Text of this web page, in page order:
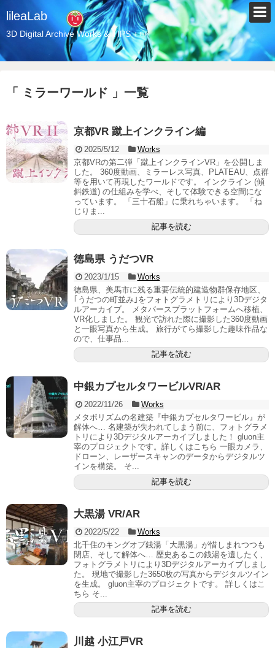
lileaLab
3D Digital Archive Works & TIPS +++
「 ミラーワールド 」一覧
京都VR 蹴上インクライン編
2025/5/12
Works
京都VRの第二弾「蹴上インクラインVR」を公開しま
した。 360度動画、ミラーレス写真、PLATEAU、点群
等を用いて再現したワールドです。 インクライン (傾
斜鉄道) の仕組みを学べ、そして体験できる空間にな
っています。 「三十石船」に乗れちゃいます。 「ね
じりま...
記事を読む
徳島県 うだつVR
2023/1/15
Works
徳島県、美馬市に残る重要伝統的建造物群保存地区、
｢うだつの町並み｣をフォトグラメトリにより3Dデジタ
ルアーカイブ。 メタバースプラットフォームへ移植、
VR化しました。 観光で訪れた際に撮影した360度動画
と一眼写真から生成。 旅行がてら撮影した趣味作品な
ので、仕事品...
記事を読む
中銀カプセルタワービルVR/AR
2022/11/26
Works
メタボリズムの名建築『中銀カプセルタワービル』が
解体へ… 名建築が失われてしまう前に、フォトグラメ
トリにより3Dデジタルアーカイブしました！ gluon主
宰のプロジェクトです。詳しくはこちら 一眼カメラ、
ドローン、レーザースキャンのデータからデジタルツ
インを構築。 そ...
記事を読む
大黒湯 VR/AR
2022/5/22
Works
北千住のキングオブ銭湯「大黒湯」が惜しまれつつも
閉店、そして解体へ… 歴史あるこの銭湯を遺したく、
フォトグラメトリにより3Dデジタルアーカイブしまし
た。 現地で撮影した3650枚の写真からデジタルツイン
を生成。 gluon主宰のプロジェクトです。 詳しくはこ
ちら そ...
記事を読む
川越 小江戸VR